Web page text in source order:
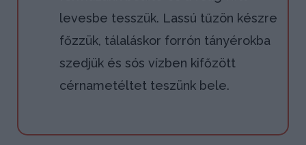
levesbe tesszük. Lassú tűzön készre
főzzük, tálaláskor forrón tányérokba
szedjük és sós vízben kifőzött
cérnametéltet teszünk bele.